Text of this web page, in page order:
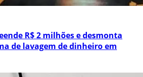
R$ 2 milhões e desmonta
de lavagem de dinheiro em